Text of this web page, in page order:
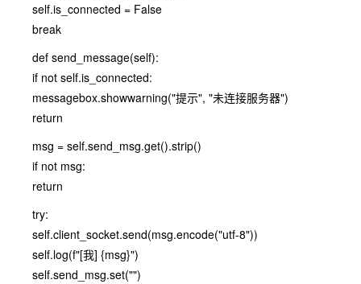
self.is_connected = False
break
def send_message(self):
if not self.is_connected:
messagebox.showwarning("提示", "未连接服务器")
return
msg = self.send_msg.get().strip()
if not msg:
return
try:
self.client_socket.send(msg.encode("utf-8"))
self.log(f"[我] {msg}")
self.send_msg.set("")